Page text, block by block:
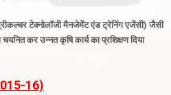
टेक्नोलॉजी मैनजेमेंट एंड ट्रेनिंग एजेंसी) जैसी
कर उन्नत कृषि कार्य का प्रशिक्षण दिया
16)